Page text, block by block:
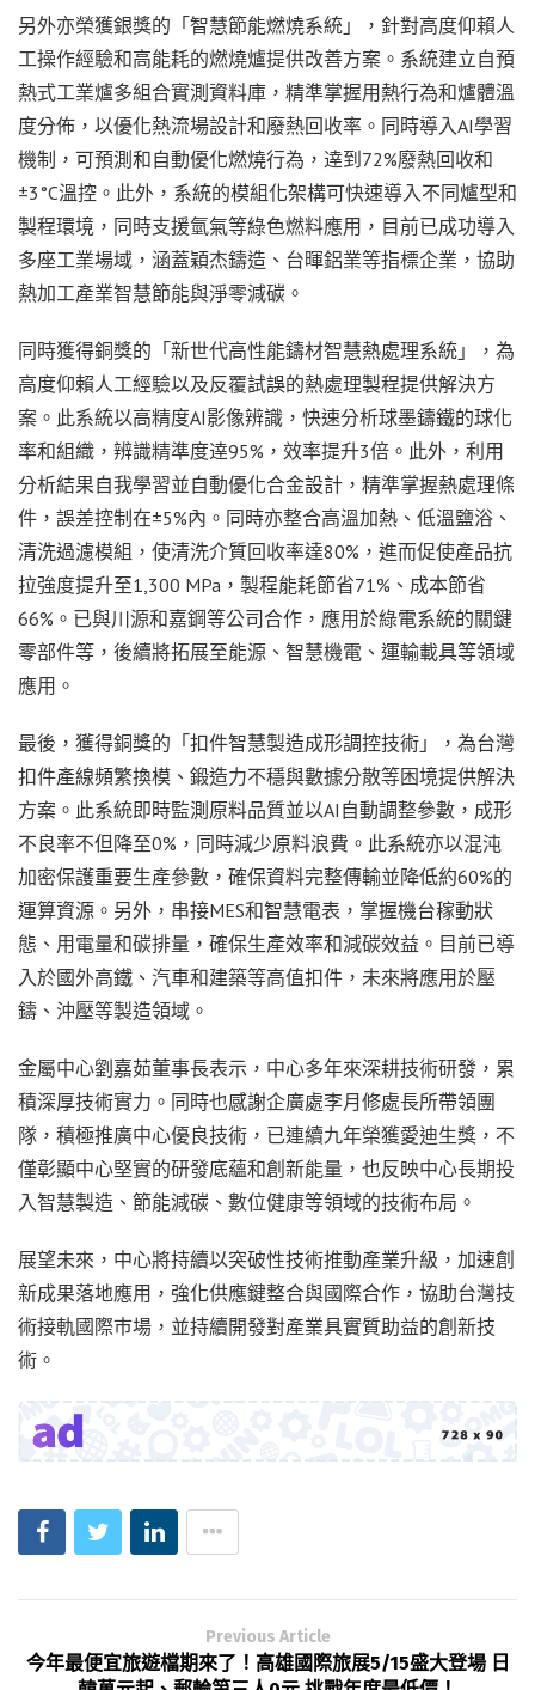
另外亦榮獲銀獎的「智慧節能燃燒系統」，針對高度仰賴人
工操作經驗和高能耗的燃燒爐提供改善方案。系統建立自預
熱式工業爐多組合實測資料庫，精準掌握用熱行為和爐體溫
度分佈，以優化熱流場設計和廢熱回收率。同時導入AI學習
機制，可預測和自動優化燃燒行為，逹到72%廢熱回收和
±3°C溫控。此外，系統的模組化架構可快速導入不同爐型和
製程環境，同時支援氫氣等綠色燃料應用，目前已成功導入
多座工業場域，涵蓋穎杰鑄造、台暉鋁業等指標企業，協助
熱加工產業智慧節能與淨零減碳。
同時獲得銅獎的「新世代高性能鑄材智慧熱處理系統」，為
高度仰賴人工經驗以及反覆試誤的熱處理製程提供解決方
案。此系統以高精度AI影像辨識，快速分析球墨鑄鐵的球化
率和組織，辨識精準度逹95%，效率提升3倍。此外，利用
分析結果自我學習並自動優化合金設計，精準掌握熱處理條
件，誤差控制在±5%內。同時亦整合高溫加熱、低溫鹽浴、
清洗過濾模組，使清洗介質回收率達80%，進而促使產品抗
拉強度提升至1,300 MPa，製程能耗節省71%、成本節省
66%。已與川源和嘉鋼等公司合作，應用於綠電系統的關鍵
零部件等，後續將拓展至能源、智慧機電、運輸載具等領域
應用。
最後，獲得銅獎的「扣件智慧製造成形調控技術」，為台灣
扣件產線頻繁換模、鍛造力不穩與數據分散等困境提供解決
方案。此系統即時監測原料品質並以AI自動調整參數，成形
不良率不但降至0%，同時減少原料浪費。此系統亦以混沌
加密保護重要生產參數，確保資料完整傳輸並降低約60%的
運算資源。另外，串接MES和智慧電表，掌握機台稼動狀
態、用電量和碳排量，確保生產效率和減碳效益。目前已導
入於國外高鐵、汽車和建築等高值扣件，未來將應用於壓
鑄、沖壓等製造領域。
金屬中心劉嘉茹董事長表示，中心多年來深耕技術研發，累
積深厚技術實力。同時也感謝企廣處李月修處長所帶領團
隊，積極推廣中心優良技術，已連續九年榮獲愛迪生獎，不
僅彰顯中心堅實的研發底蘊和創新能量，也反映中心長期投
入智慧製造、節能減碳、數位健康等領域的技術布局。
展望未來，中心將持續以突破性技術推動產業升級，加速創
新成果落地應用，強化供應鍵整合與國際合作，協助台灣技
術接軌國際巿場，並持續開發對產業具實質助益的創新技
術。
Previous Article
今年最便宜旅遊檔期來了！高雄國際旅展5/15盛大登場 日